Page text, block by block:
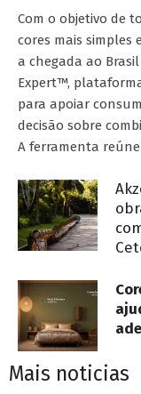
Com o objetivo de
cores mais simples
a chegada ao
Expert™,
para apoiar
decisão sobre
A ferramenta reúne
Mais noticias